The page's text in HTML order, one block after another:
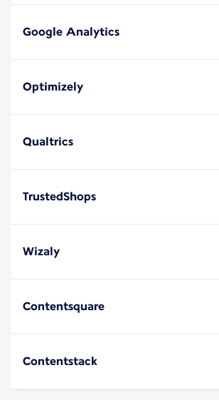
Google Analytics
Optimizely
Qualtrics
TrustedShops
Wizaly
Contentsquare
Contentstack